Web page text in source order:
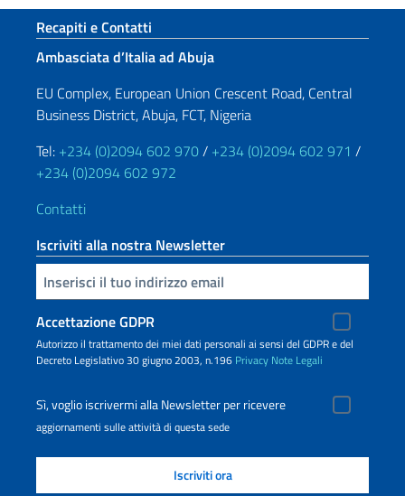
Sezione footer
Recapiti e Contatti
Ambasciata d’Italia ad Abuja
EU Complex, European Union Crescent Road, Central
Business District, Abuja, FCT, Nigeria
Tel: +234 (0)2094 602 970/ +234 (0)2094 602 971 /
+234 (0)2094 602 972
Contatti
Iscriviti alla nostra Newsletter
Inserisci la tua email
Accettazione GDPR
Autorizzo il trattamento dei miei dati personali ai sensi del GDPR e del
Decreto Legislativo 30 giugno 2003, n.196 Privacy Note Legali
Sì, voglio iscrivermi alla Newsletter per ricevere
aggiornamenti sulle attività di questa sede